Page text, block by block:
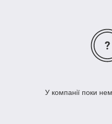
У компанії поки